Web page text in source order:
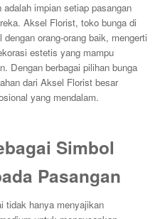
impian setiap pasangan
Aksel Florist, toko bunga di
orang-orang baik, mengerti
estetis yang mampu
Dengan berbagai pilihan bunga
dari Aksel Florist besar
yang mendalam.
Simbol
Pasangan
tidak hanya menyajikan